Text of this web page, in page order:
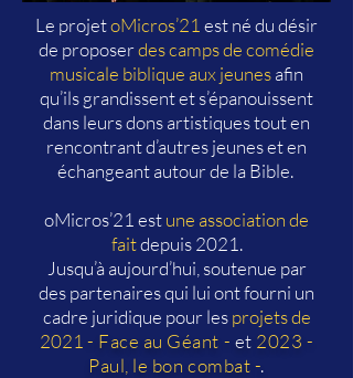
Le projetoMicros’21 est né du désir
de proposerdes camps de comédie
musicale biblique aux jeunesafin
qu’ils grandissent et s’épanouissent
dans leurs dons artistiques tout en
rencontrant d’autres jeunes et en
échangeant autour de la Bible.
oMicros’21 estune association de
faitdepuis 2021.
Jusqu’à aujourd’hui, soutenue par
des partenaires qui lui ont fourni un
cadre juridique pour lesprojets de
2021 - Face au Géant - et 2023 -
Paul, le bon combat -.